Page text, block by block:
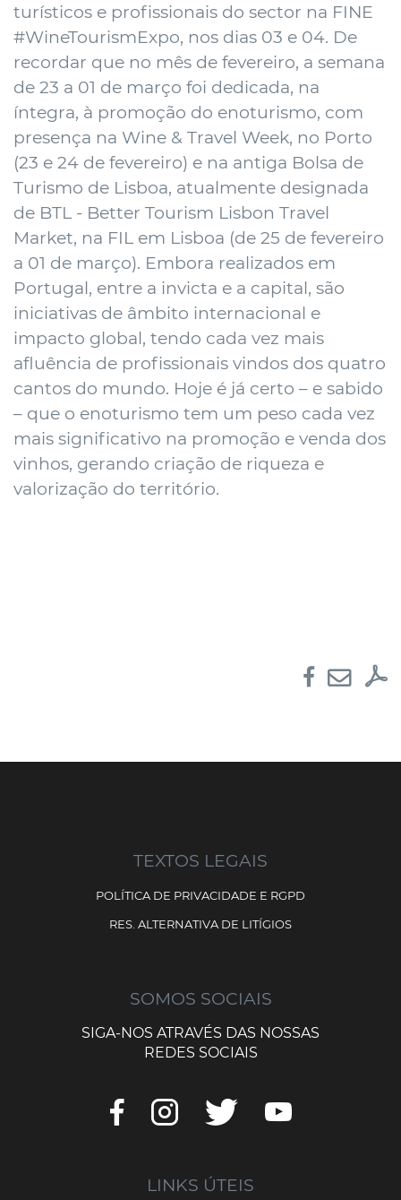
turísticos e profissionais do sector na FINE
#WineTourismExpo, nos dias 03 e 04. De
recordar que no mês de fevereiro, a semana
de 23 a 01 de março foi dedicada, na
íntegra, à promoção do enoturismo, com
presença na Wine & Travel Week, no Porto
(23 e 24 de fevereiro) e na antiga Bolsa de
Turismo de Lisboa, atualmente designada
de BTL - Better Tourism Lisbon Travel
Market, na FIL em Lisboa (de 25 de fevereiro
a 01 de março). Embora realizados em
Portugal, entre a invicta e a capital, são
iniciativas de âmbito internacional e
impacto global, tendo cada vez mais
afluência de profissionais vindos dos quatro
cantos do mundo. Hoje é já certo – e sabido
– que o enoturismo tem um peso cada vez
mais significativo na promoção e venda dos
vinhos, gerando criação de riqueza e
valorização do território.
TEXTOS LEGAIS
POLÍTICA DE PRIVACIDADE E RGPD
RES. ALTERNATIVA DE LITÍGIOS
SOMOS SOCIAIS
SIGA-NOS ATRAVÉS DAS NOSSAS
REDES SOCIAIS
LINKS ÚTEIS